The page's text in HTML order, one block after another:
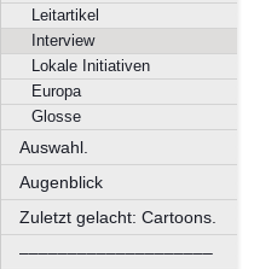
Leitartikel
Interview
Lokale Initiativen
Europa
Glosse
Auswahl.
Augenblick
Zuletzt gelacht: Cartoons.
––––––––––––––––––––